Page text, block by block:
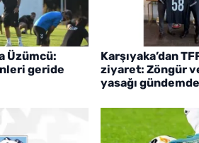
Üzümcü:
geride
Karşıyaka’dan
ziyaret: Zöngür
yasağı gündemde